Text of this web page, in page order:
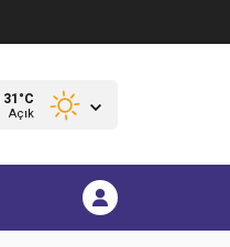
31 °C
Açık